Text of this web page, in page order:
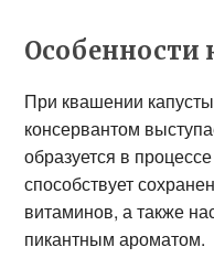
Особенности
При квашении
консервантом
образуется в
способствует
витаминов, а также
пикантным ароматом.